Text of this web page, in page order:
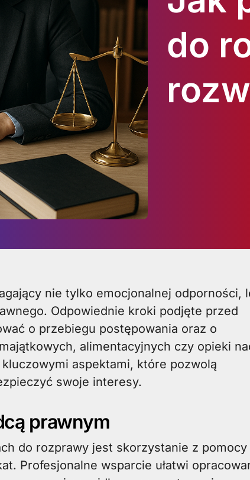
do
Odpowiednie kroki podjęte przed
o przebiegu postępowania oraz o
alimentacyjnych czy opieki
aspektami, które pozwolą
swoje interesy.
prawnym
do rozprawy jest skorzystanie z pomocy
Profesjonalne wsparcie ułatwi